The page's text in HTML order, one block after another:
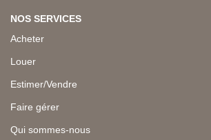
NOS SERVICES
Acheter
Louer
Estimer/Vendre
Faire gérer
Qui sommes-nous